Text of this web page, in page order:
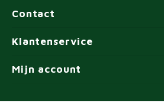
Contact
Klantenservice
Mijn account